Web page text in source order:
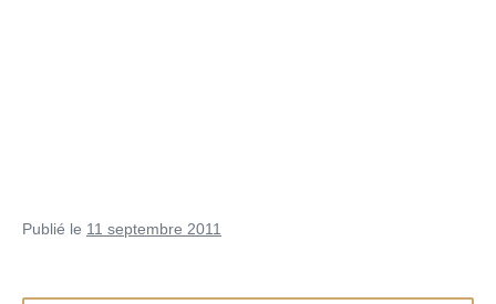
Publié le 11 septembre 2011